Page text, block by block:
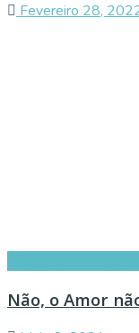
Fevereiro 28,
Não, o Amor